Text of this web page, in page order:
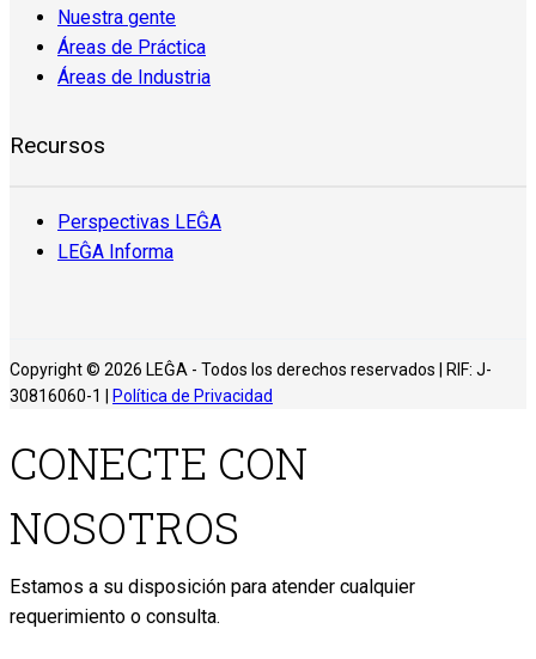
Nuestra gente
Áreas de Práctica
Áreas de Industria
Recursos
Perspectivas LEĜA
LEĜA Informa
Copyright © 2026 LEĜA - Todos los derechos reservados | RIF: J-
30816060-1 |
Política de Privacidad
CONECTE CON
NOSOTROS
Estamos a su disposición para atender cualquier
requerimiento o consulta.